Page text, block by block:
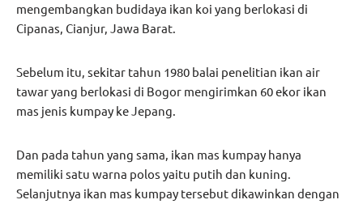
mengembangkan budidaya ikan koi yang berlokasi di
Cipanas, Cianjur, Jawa Barat.
Sebelum itu, sekitar tahun 1980 balai penelitian ikan air
tawar yang berlokasi di Bogor mengirimkan 60 ekor ikan
mas jenis kumpay ke Jepang.
Dan pada tahun yang sama, ikan mas kumpay hanya
memiliki satu warna polos yaitu putih dan kuning.
Selanjutnya ikan mas kumpay tersebut dikawinkan dengan